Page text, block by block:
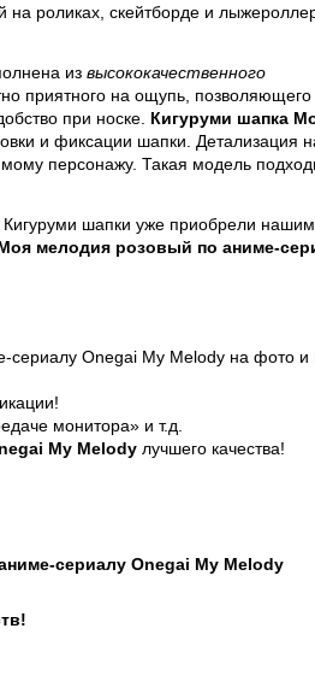
на роликах, скейтборде и
из высококачественного
приятного на ощупь, позволяющего
при носке. Кигуруми шапка
и фиксации шапки. Детализация
персонажу. Такая модель
шапки уже приобрели
мелодия розовый по аниме-
сериалу Onegai My Melody на фото и
монитора» и т.д.
My Melody лучшего качества!
сериалу Onegai My Melody